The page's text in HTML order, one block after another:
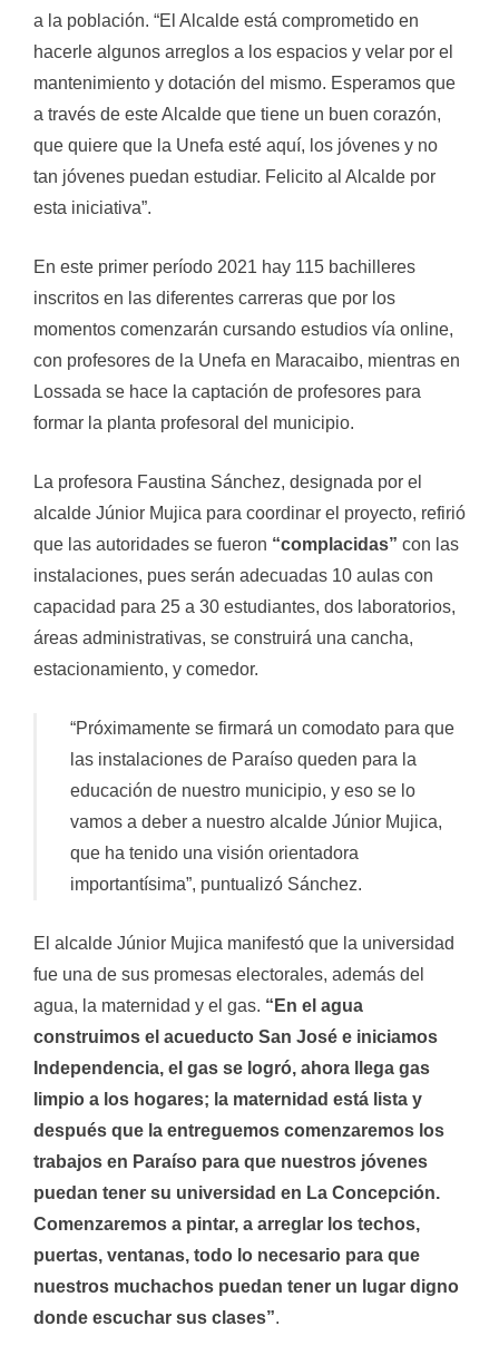
a la población. “El Alcalde está comprometido en
hacerle algunos arreglos a los espacios y velar por el
mantenimiento y dotación del mismo. Esperamos que
a través de este Alcalde que tiene un buen corazón,
que quiere que la Unefa esté aquí, los jóvenes y no
tan jóvenes puedan estudiar. Felicito al Alcalde por
esta iniciativa”.
En este primer período 2021 hay 115 bachilleres
inscritos en las diferentes carreras que por los
momentos comenzarán cursando estudios vía online,
con profesores de la Unefa en Maracaibo, mientras en
Lossada se hace la captación de profesores para
formar la planta profesoral del municipio.
La profesora Faustina Sánchez, designada por el
alcalde Júnior Mujica para coordinar el proyecto, refirió
que las autoridades se fueron “complacidas” con las
instalaciones, pues serán adecuadas 10 aulas con
capacidad para 25 a 30 estudiantes, dos laboratorios,
áreas administrativas, se construirá una cancha,
estacionamiento, y comedor.
“Próximamente se firmará un comodato para que
las instalaciones de Paraíso queden para la
educación de nuestro municipio, y eso se lo
vamos a deber a nuestro alcalde Júnior Mujica,
que ha tenido una visión orientadora
importantísima”, puntualizó Sánchez.
El alcalde Júnior Mujica manifestó que la universidad
fue una de sus promesas electorales, además del
agua, la maternidad y el gas. “En el agua
construimos el acueducto San José e iniciamos
Independencia, el gas se logró, ahora llega gas
limpio a los hogares; la maternidad está lista y
después que la entreguemos comenzaremos los
trabajos en Paraíso para que nuestros jóvenes
puedan tener su universidad en La Concepción.
Comenzaremos a pintar, a arreglar los techos,
puertas, ventanas, todo lo necesario para que
nuestros muchachos puedan tener un lugar digno
donde escuchar sus clases”.